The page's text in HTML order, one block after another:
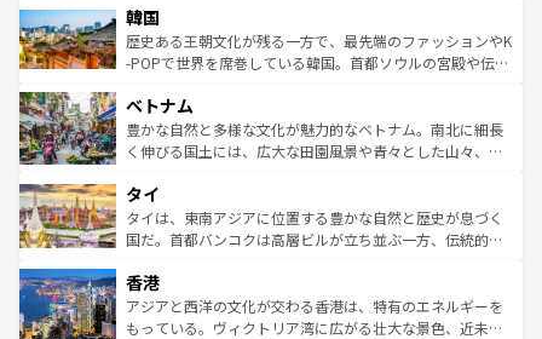
はコンテンツ一覧
いる。アクティビティも充実しており、サーフィンやダイ
ビング、ハイキングなど、アウトドア好きにはたまらな
い。オーストラリアの多彩な魅力を存分に味わいつくそ
参照してほしい。
ン）、静ひつな山岳地帯である台湾東部など、都市の喧騒
と山間の静けさが共存しており、訪れる人に新しい発見と
驚きをもたらしてくれる。また、奥深い台湾の食文化も魅
容にもいいと評判のスイーツなど、バラエティ豊かな料理
が味わえる。 なお、新着の台湾情報は コンテンツ一覧を参
照してほしい。
韓国
歴史ある王朝文化が残る一方で、最先端のファッションやK
-POPで世界を席巻している韓国。首都ソウルの宮殿や伝統
き、地方に足を延ばせば四季折々の自然美を楽しむことが
できる。そして、キムチや焼肉、絶品のストリートフード
まで、さまざまな韓国料理が待っている。夜には、韓国な
リティに包まれながら、韓国の多彩な魅力を心ゆくまで味
わってみてほしい。 なお、新着の韓国情報はコンテンツ一
覧を参照してほしい。
ベトナム
豊かな自然と多様な文化が魅力的なベトナム。南北に細長
く伸びる国土には、広大な田園風景や青々とした山々、世
急速な発展と共に伝統が息づく。ハノイの古い町並みやホ
ーチミン市のフランス統治時代の建物も、独特の雰囲気を
醸し出している。また、バラエティの豊かさとおいしさで
とつ。フォーやバインミー、ベトナムコーヒーなどは、ぜ
ひ現地で味わいたい。どの地域を訪れてもあたたかい人々
が旅行者を迎えてくれるので、きっと忘れられない旅にな
タイ
タイは、東南アジアに位置する豊かな自然と歴史が息づく
国だ。首都バンコクは高層ビルが立ち並ぶ一方、伝統的な
の活気が交差している。北部ではチェンマイなどの山岳地
帯で自然と触れ合い、南部ではプーケットやクラビの美し
いビーチでリゾート気分を楽しむことができる。タイ料理
香港
アジアと西洋の文化が交わる香港は、特有のエネルギーを
もっている。ヴィクトリア湾に広がる壮大な景色、近未来